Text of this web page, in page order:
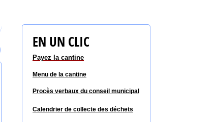
EN UN CLIC
Payez la cantine
Menu de la cantine
Procès verbaux du conseil municipal
Calendrier de collecte des déchets